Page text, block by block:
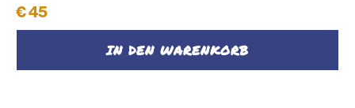
€45
IN DEN WARENKORB